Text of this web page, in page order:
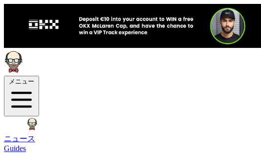
メニュー
ニュース
Guides